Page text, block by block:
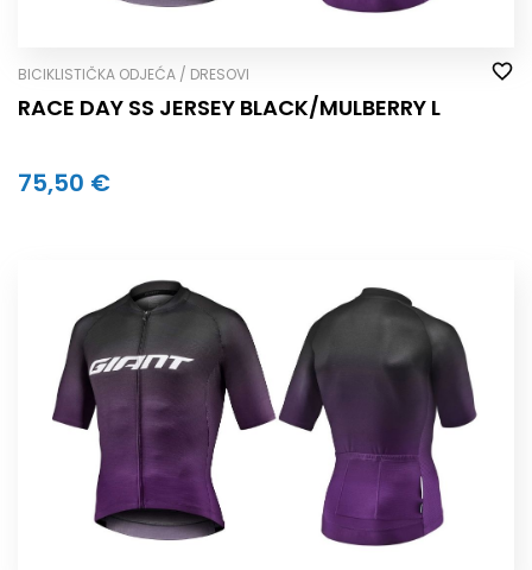
BICIKLISTIČKA ODJEĆA / DRESOVI
RACE DAY SS JERSEY BLACK/MULBERRY L
75,50 €